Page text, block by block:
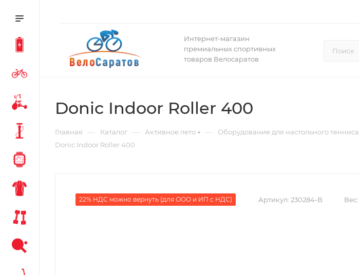
Интернет-магазин
премиальных спортивных
товаров Велосаратов
Donic Indoor Roller 400
Главная — Каталог — Активное лето — Оборудование для настольного тенниса
Donic Indoor Roller 400
22% НДС можно вернуть (для ООО и ИП с НДС) Артикул: 230284-B Вес: